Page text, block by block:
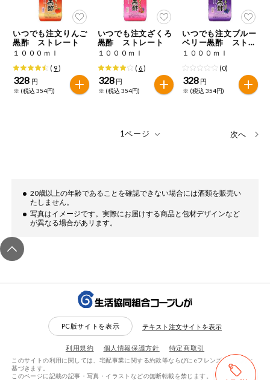
いつでも注文りんご
黒酢 ストレート
１０００ｍｌ
( 9)
328 円
※ (税込 354円)
いつでも注文ざくろ
黒酢 ストレート
１０００ｍｌ
( 6)
328 円
※ (税込 354円)
いつでも注文ブルー
ベリー黒酢 ストレ
ート
１０００ｍｌ
(0)
328 円
※ (税込 354円)
次へ
20歳以上の年齢であることを確認できない場合には酒類を販売い
たしません。
写真はイメージです。実際にお届けする商品と包材デザインなど
が異なる場合があリます。
PC版サイトを表示 テキスト注文サイトを表示
利用規約 個人情報保護方針 特定商取引
このサイトの利用に関しては、宅配事業に関する約款等ならびにeフレンズ利用規約に
基づきます。
このページに記載の記事・写真・イラストなどの無断転載を禁じます。